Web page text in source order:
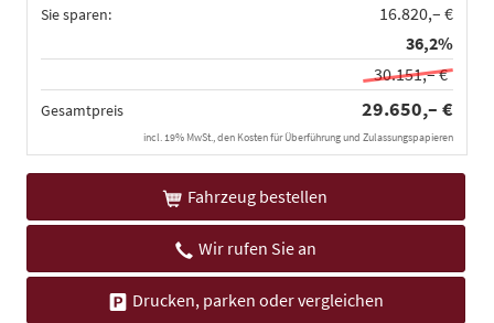
Sie sparen:
16.820,– €
36,2%
30.151,– €
Gesamtpreis 29.650,– €
incl. 19% MwSt., den Kosten für Überführung und Zulassungspapieren
Fahrzeug bestellen
Wir rufen Sie an
Drucken, parken oder vergleichen